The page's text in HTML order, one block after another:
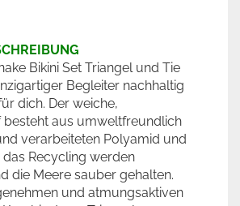
Bikini Set Triangel und Tie
Begleiter nachhaltig
dich. Der weiche,
besteht aus umweltfreundlich
verarbeiteten Polyamid und
das Recycling werden
die Meere sauber gehalten.
und atmungsaktiven